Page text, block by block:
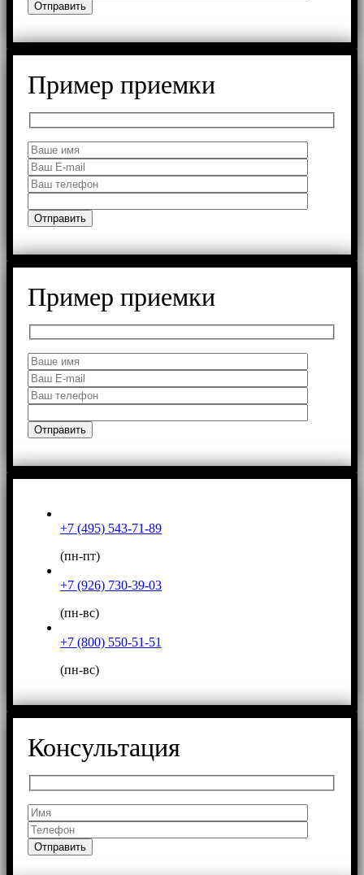
Пример приемки
Пример приемки
+7 (495) 543-71-89
(пн-пт)
+7 (926) 730-39-03
(пн-вс)
+7 (800) 550-51-51
(пн-вс)
Консультация